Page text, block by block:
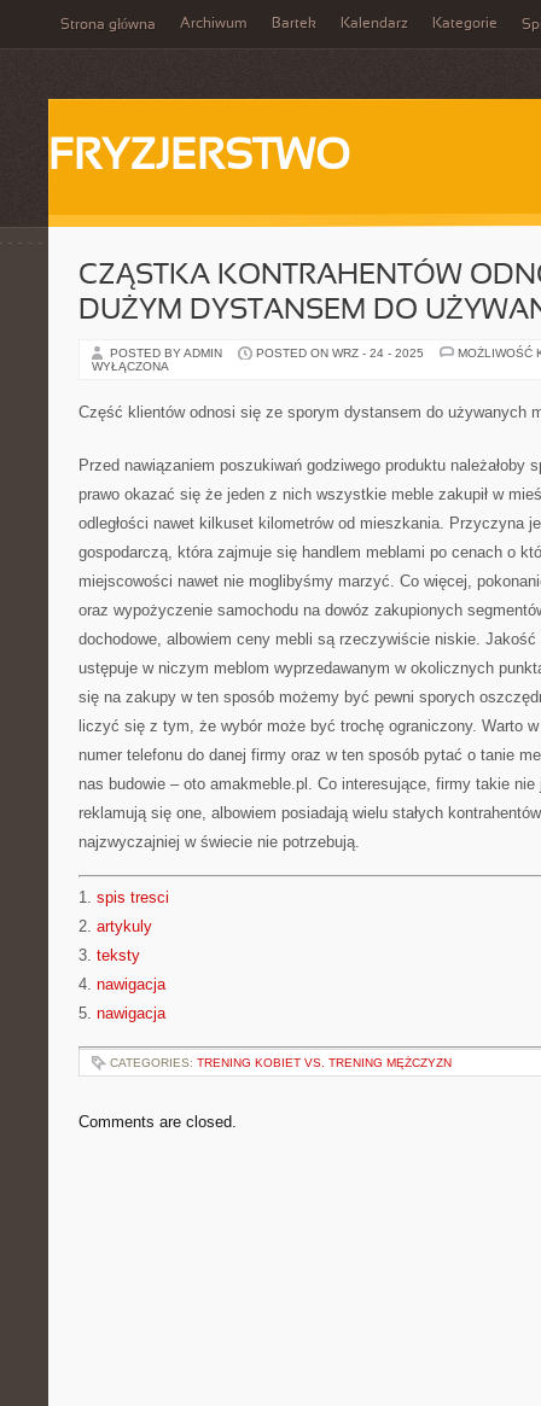
Strona główna Archiwum Bartek Kalendarz Kategorie
FRYZJERSTWO
CZĄSTKA KONTRAHENTÓW
DUŻYM DYSTANSEM DO
POSTED BY ADMIN POSTED ON WRZ - 24 - 2025
MOŻLIWOŚĆ
WYŁĄCZONA
Część klientów odnosi się ze sporym dystansem do używanych
Przed nawiązaniem poszukiwań godziwego produktu należałoby
prawo okazać się że jeden z nich wszystkie meble zakupił w
odległości nawet kilkuset kilometrów od mieszkania. Przyczyna
gospodarczą, która zajmuje się handlem meblami po cenach o
miejscowości nawet nie moglibyśmy marzyć. Co więcej,
oraz wypożyczenie samochodu na dowóz zakupionych
dochodowe, albowiem ceny mebli są rzeczywiście niskie. Jakość
ustępuje w niczym meblom wyprzedawanym w okolicznych
się na zakupy w ten sposób możemy być pewni sporych
liczyć się z tym, że wybór może być trochę ograniczony. Warto
numer telefonu do danej firmy oraz w ten sposób pytać o tanie
nas budowie – oto amakmeble.pl. Co interesujące, firmy takie nie
reklamują się one, albowiem posiadają wielu stałych
najzwyczajniej w świecie nie potrzebują.
1. spis tresci
2. artykuly
3. teksty
4. nawigacja
5. nawigacja
CATEGORIES: TRENING KOBIET VS. TRENING MĘŻCZYZN
Comments are closed.